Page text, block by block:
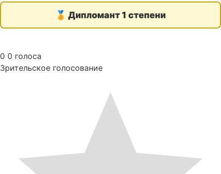
🏅 Дипломант 1 степени
0 0 голоса
Зрительское голосование